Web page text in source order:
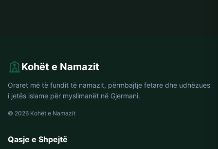
Kohët e Namazit
Oraret më të fundit të namazit, përmbajtje fetare dhe udhëzues
i jetës islame për myslimanët në Gjermani.
© 2026 Kohët e Namazit
Qasje e Shpejtë